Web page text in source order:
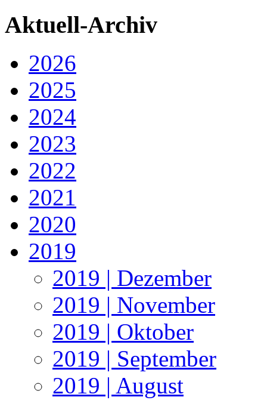
Aktuell-Archiv
2026
2025
2024
2023
2022
2021
2020
2019
2019 | Dezember
2019 | November
2019 | Oktober
2019 | September
2019 | August